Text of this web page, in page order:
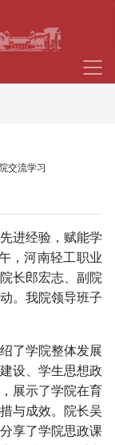
交流学习
进经验，赋能学
，河南轻工职业
长郎宏志、副院
。我院领导班子
了学院整体发展
设、学生思想政
展示了学院在育
与成效。院长吴
享了学院思政课